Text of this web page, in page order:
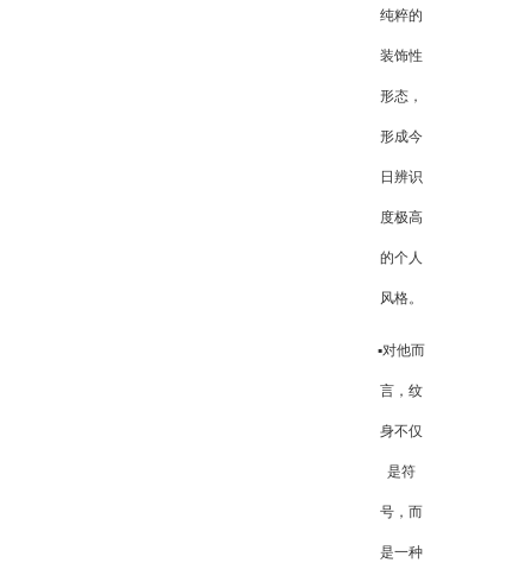
纯粹的
装饰性
形态，
形成今
日辨识
度极高
的个人
风格。
▪️对他而
言，纹
身不仅
是符
号，而
是一种